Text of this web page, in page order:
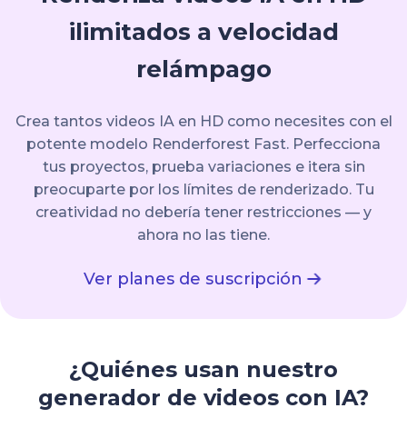
ilimitados a velocidad
relámpago
Crea tantos videos IA en HD como necesites con el
potente modelo Renderforest Fast. Perfecciona
tus proyectos, prueba variaciones e itera sin
preocuparte por los límites de renderizado. Tu
creatividad no debería tener restricciones — y
ahora no las tiene.
Ver planes de suscripción
¿Quiénes usan nuestro
generador de videos con IA?